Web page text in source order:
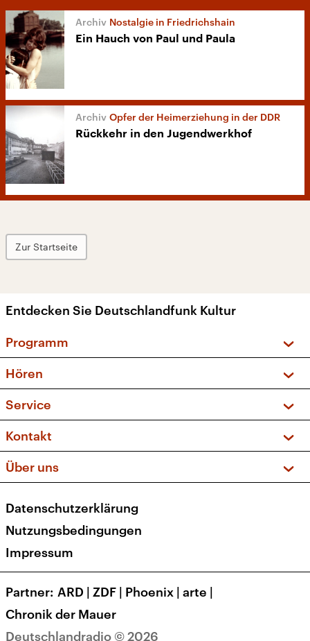
Nostalgie in Friedrichshain
Ein Hauch von Paul und Paula
Opfer der Heimerziehung in der DDR
Rückkehr in den Jugendwerkhof
Zur Startseite
Entdecken Sie Deutschlandfunk Kultur
Programm
Sendungen und Podcasts
Musikliste
Kakadu – Das Kinderprogramm
Hören
Frequenzen (UKW + DAB+)
Service
FAQ
Apps
Newsletter
Veranstaltungen
Kontakt
Social Media
Über uns
Presse
Karriere
Transparenz
Deutschlandradio © 2026
Datenschutzerklärung
Nutzungsbedingungen
Impressum
Partner ARD | ZDF | Phoenix | arte |
Chronik der Mauer